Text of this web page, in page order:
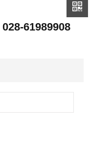
028-61989908